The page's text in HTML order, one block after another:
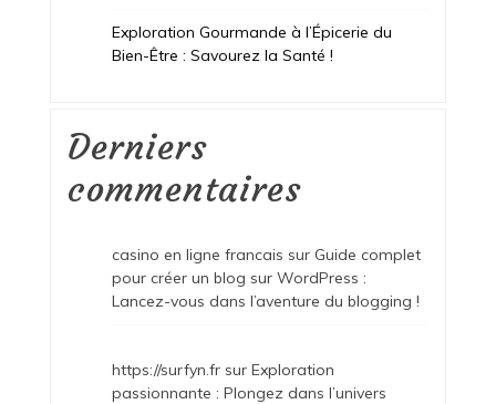
Exploration Gourmande à l’Épicerie du
Bien-Être : Savourez la Santé !
Derniers
commentaires
casino en ligne francais sur Guide complet
pour créer un blog sur WordPress :
Lancez-vous dans l’aventure du blogging !
https://surfyn.frsur Exploration
passionnante : Plongez dans l’univers